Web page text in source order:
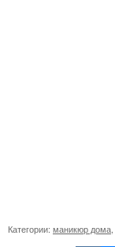
Категории: маникюр дома